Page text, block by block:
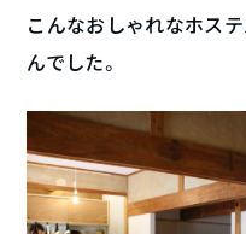
こんなおしゃれなホス
んでした。